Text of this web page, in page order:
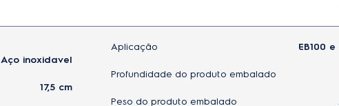
Aço inoxidavel
17,5 cm
Aplicação EB100 e
Profundidade do produto embalado
Peso do produto embalado